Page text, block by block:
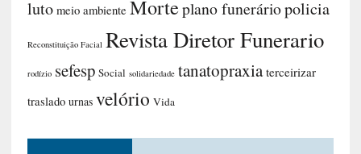
luto meio ambiente Morteplano funeráriopolicia
Reconstituição Facial Revista Diretor Funerario
rodízio sefesp Social solidariedade tanatopraxia terceirizar
traslado urnas velório Vida